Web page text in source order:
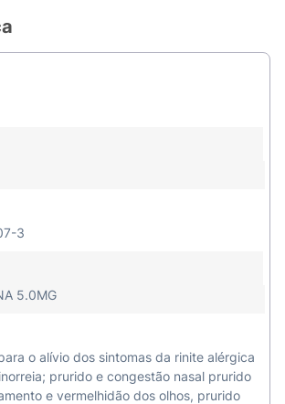
3
5.0MG
o alívio dos sintomas da rinite alérgica
prurido e congestão nasal prurido
e vermelhidão dos olhos, prurido